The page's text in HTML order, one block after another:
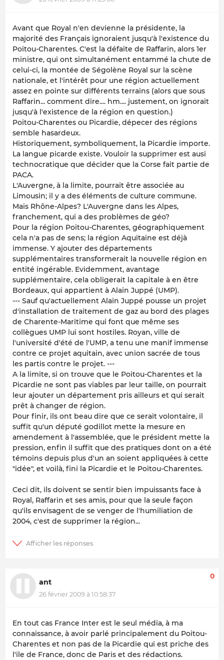
Avant que Royal n'en devienne la présidente, la
majorité des Français ignoraient jusqu'à l'existence du
Poitou-Charentes. C'est la défaite de Raffarin, alors 1er
ministre, qui ont simultanément entammé la chute de
celui-ci, la montée de Ségolène Royal sur la scène
nationale, et l'intérêt pour une région actuellement
assez en pointe sur différents terrains (alors que sous
Raffarin... comment dire.... hm.... justement, on ignorait
jusqu'à l'existence de la région en question.)
Poitou-Charentes ou Picardie, dépecer des régions
semble hasardeux.
Historiquement, symboliquement, la Picardie importe.
La langue picarde existe. Vouloir la supprimer est ausi
technocratique que décider que la Corse fait partie de
PACA.
L'Auvergne, à la limite, pourrait être associée au
Limousin; il y a des éléments de culture commune.
Mais Rhône-Alpes? L'Auvergne dans les Alpes,
franchement, qui a des problèmes de géo?
Pour la région Poitou-Charentes, géographiquement
cela n'a pas de sens; la région Aquitaine est déjà
immense. Y ajouter des départements
supplémentaires transformerait la nouvelle région en
entité ingérable. Evidemment, avantage
supplémentaire, cela obligerait la capitale à en être
Bordeaux, qui appartient à Alain Juppé (UMP).
--- Sauf qu'actuellement Alain Juppé pousse un projet
d'installation de traitement de gaz au bord des plages
de Charente-Maritime qui font que même ses
collègues UMP lui sont hostiles. Royan, ville de
l'université d'été de l'UMP, a tenu une manif immense
contre ce projet aquitain, avec union sacrée de tous
les partis contre le projet. ---
A la limite, si on trouve que le Poitou-Charentes et la
Picardie ne sont pas viables par leur taille, on pourrait
leur ajouter un département pris ailleurs et qui serait
prêt à changer de région.
Pour finir, ils ont beau dire que ce serait volontaire, il
suffit qu'un député godillot mette la mesure en
amendement à l'assemblée, que le président mette la
pression, enfin il suffit que des pratiques dont on a été
témoins depuis plus d'un an soient appliquées à cette
"idée", et voilà, fini la Picardie et le Poitou-Charentes.
Ceci dit, ils doivent se sentir bien impuissants face à
Royal, Raffarin et ses amis, pour que la seule façon
qu'ils envisagent de se venger de l'humiliation de
2004, c'est de supprimer la région...
ant
26 février 2009 à 10:58:37
0
En tout cas France Inter est le seul média, à ma
connaissance, à avoir parlé principalement du Poitou-
Charentes et non pas de la Picardie qui est priche des
l'ile de France, donc de Paris et des rédactions.